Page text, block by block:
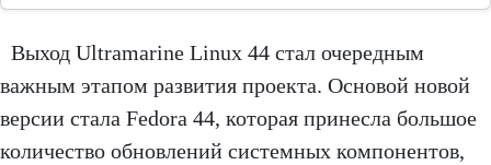
Выход Ultramarine Linux 44 стал очередным
важным этапом развития проекта. Основой новой
версии стала Fedora 44, которая принесла большое
количество обновлений системных компонентов,